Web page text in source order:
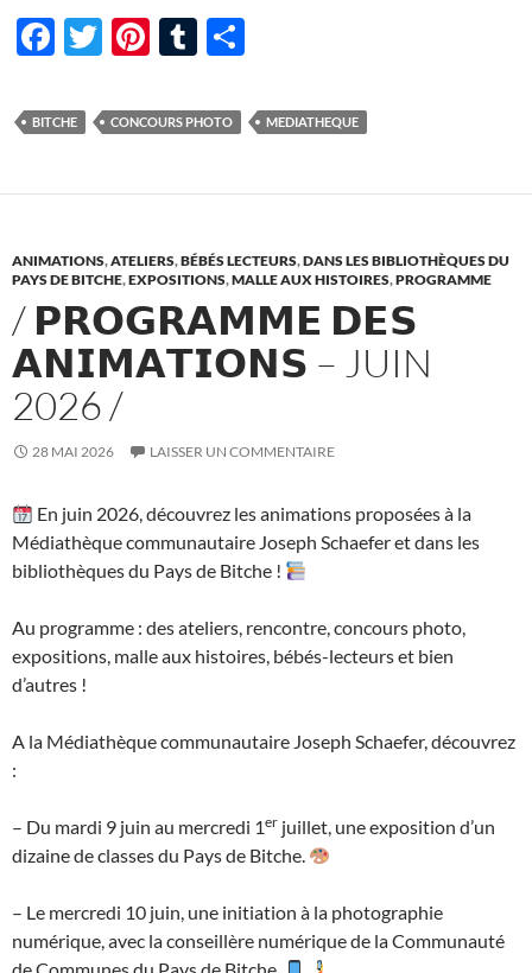
F
e
o
k
T
itt
Pi
er
t
T
m
r
ta
er
BITCHE CONCOURS PHOTO MEDIATHEQUE
ANIMATIONS,ATELIERS,BÉBÉS LECTEURS,DANS LES BIBLIOTHÈQUES DU
PAYS DE BITCHE,EXPOSITIONS,MALLE AUX HISTOIRES,PROGRAMME
/ 𝗣𝗥𝗢𝗚𝗥𝗔𝗠𝗠𝗘 𝗗𝗘𝗦
𝗔𝗡𝗜𝗠𝗔𝗧𝗜𝗢𝗡𝗦 – JUIN
2026 /
28 MAI 2026 LAISSER UN COMMENTAIRE
En juin 2026, découvrez les animations proposées à la
Médiathèque communautaire Joseph Schaefer et dans les
bibliothèques du Pays de Bitche !
Au programme : des ateliers, rencontre, concours photo,
expositions, malle aux histoires, bébés-lecteurs et bien
d’autres !
A la Médiathèque communautaire Joseph Schaefer, découvrez
:
– Du mardi 9 juin au mercredi 1er juillet, une exposition d’un
dizaine de classes du Pays de Bitche.
– Le mercredi 10 juin, une initiation à la photographie
numérique, avec la conseillère numérique de la Communauté